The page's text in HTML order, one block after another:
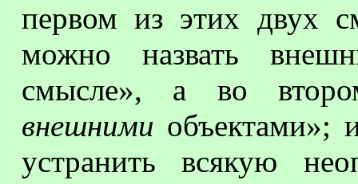
первом из этих двух
можно назвать
смысле», а во
внешними объектами»;
устранить всякую